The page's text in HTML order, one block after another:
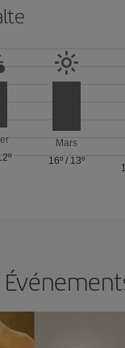
Mars
16º/ 13º